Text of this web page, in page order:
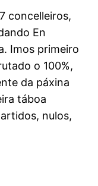
concelleiros,
En
Imos primeiro
o 100%,
da páxina
táboa
nulos,